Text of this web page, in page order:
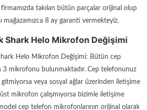
takılan bütün parçalar orijinal olup
mağazamızca 8 ay garanti vermekteyiz.
Shark Helo Mikrofon Değişimi
Helo Mikrofon Değişimi: Bütün cep
3 mikrofonu bulunmaktadır. Cep telefonunuz
gitmiyorsa veya sosyal ağlar üzerinden iletişime
mikrofon çalışmıyorsa bizimle iletişime
cep telefon mikrofonlarının orijinal olarak